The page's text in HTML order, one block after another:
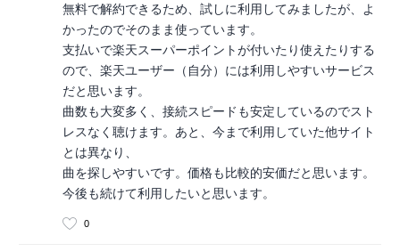
無料で解約できるため、試しに利用してみましたが、よ
かったのでそのまま使っています。
支払いで楽天スーパーポイントが付いたり使えたりする
ので、楽天ユーザー（自分）には利用しやすいサービス
だと思います。
曲数も大変多く、接続スピードも安定しているのでスト
レスなく聴けます。あと、今まで利用していた他サイト
とは異なり、
曲を探しやすいです。価格も比較的安価だと思います。
今後も続けて利用したいと思います。
0